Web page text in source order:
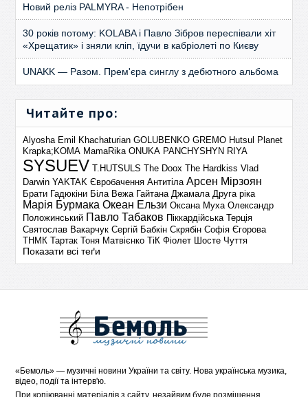
Новий реліз PALMYRA - Непотрібен
30 років потому: KOLABA і Павло Зібров переспівали хіт
«Хрещатик» і зняли кліп, їдучи в кабріолеті по Києву
UNAKK — Разом. Прем'єра синглу з дебютного альбома
Читайте про:
Alyosha Emil Khachaturian GOLUBENKO GREMO Hutsul Planet
Krapka;KOMA MamaRika ONUKA PANCHYSHYN RIYA
SYSUEV T.HUTSULS The Doox The Hardkiss Vlad
Darwin YAKTAK Євробачення Антитіла Арсен Мірзоян
Брати Гадюкіни Біла Вежа Гайтана Джамала Друга ріка
Марія Бурмака Океан Ельзи Оксана Муха Олександр
Положинський Павло Табаков Піккардійська Терція
Святослав Вакарчук Сергій Бабкін Скрябін Софія Єгорова
ТНМК Тартак Тоня Матвієнко ТіК Фіолет Шосте Чуття
Показати всі теґи
«Бемоль» — музичні новини України та світу. Нова українська музика,
відео, події та інтерв'ю.
При копіюванні матеріалів з сайту, незайвим буде розміщення